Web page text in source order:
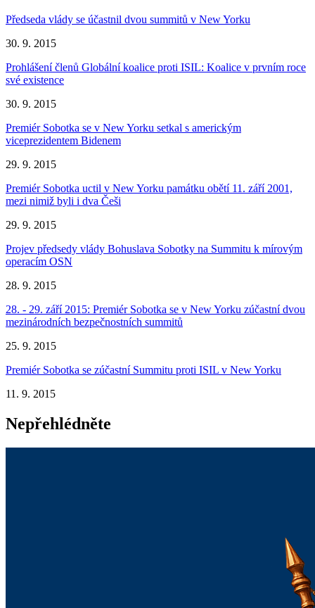
Předseda vlády se účastnil dvou summitů v New Yorku
30. 9. 2015
Prohlášení členů Globální koalice proti ISIL: Koalice v prvním roce
své existence
30. 9. 2015
Premiér Sobotka se v New Yorku setkal s americkým
viceprezidentem Bidenem
29. 9. 2015
Premiér Sobotka uctil v New Yorku památku obětí 11. září 2001,
mezi nimiž byli i dva Češi
29. 9. 2015
Projev předsedy vlády Bohuslava Sobotky na Summitu k mírovým
operacím OSN
28. 9. 2015
28. - 29. září 2015: Premiér Sobotka se v New Yorku zúčastní dvou
mezinárodních bezpečnostních summitů
25. 9. 2015
Premiér Sobotka se zúčastní Summitu proti ISIL v New Yorku
11. 9. 2015
Nepřehlédněte